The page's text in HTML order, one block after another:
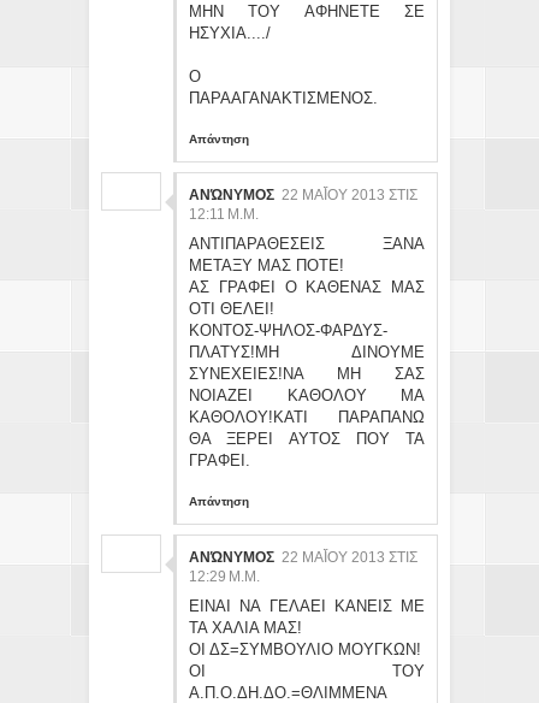
ΜΗΝ ΤΟΥ ΑΦΗΝΕΤΕ ΣΕ
ΗΣΥΧΙΑ..../
Ο
ΠΑΡΑΑΓΑΝΑΚΤΙΣΜΕΝΟΣ.
Απάντηση
ΑΝΏΝΥΜΟΣ 22 ΜΑΪ́ΟΥ 2013 ΣΤΙΣ 12
:11 Μ.Μ.
ΑΝΤΙΠΑΡΑΘΕΣΕΙΣ ΞΑΝΑ
ΜΕΤΑΞΥ ΜΑΣ ΠΟΤΕ!
ΑΣ ΓΡΑΦΕΙ Ο ΚΑΘΕΝΑΣ ΜΑΣ
ΟΤΙ ΘΕΛΕΙ!
ΚΟΝΤΟΣ-ΨΗΛΟΣ-ΦΑΡΔΥΣ-
ΠΛΑΤΥΣ!ΜΗ ΔΙΝΟΥΜΕ
ΣΥΝΕΧΕΙΕΣ!ΝΑ ΜΗ ΣΑΣ
ΝΟΙΑΖΕΙ ΚΑΘΟΛΟΥ ΜΑ
ΚΑΘΟΛΟΥ!ΚΑΤΙ ΠΑΡΑΠΑΝΩ
ΘΑ ΞΕΡΕΙ ΑΥΤΟΣ ΠΟΥ ΤΑ
ΓΡΑΦΕΙ.
Απάντηση
ΑΝΏΝΥΜΟΣ 22 ΜΑΪ́ΟΥ 2013 ΣΤΙΣ 12
:29 Μ.Μ.
ΕΙΝΑΙ ΝΑ ΓΕΛΑΕΙ ΚΑΝΕΙΣ ΜΕ
ΤΑ ΧΑΛΙΑ ΜΑΣ!
ΟΙ ΔΣ=ΣΥΜΒΟΥΛΙΟ ΜΟΥΓΚΩΝ!
ΟΙ ΤΟΥ
Α.Π.Ο.ΔΗ.ΔΟ.=ΘΛΙΜΜΕΝΑ